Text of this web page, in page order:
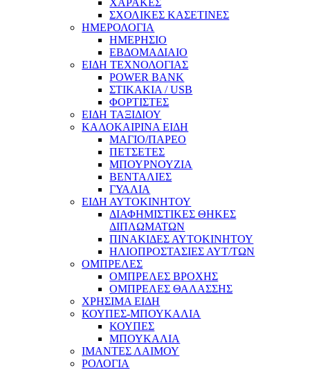
ΧΑΡΑΚΕΣ
ΣΧΟΛΙΚΕΣ ΚΑΣΕΤΙΝΕΣ
ΗΜΕΡΟΛΟΓΙΑ
ΗΜΕΡΗΣΙΟ
ΕΒΔΟΜΑΔΙΑΙΟ
ΕΙΔΗ ΤΕΧΝΟΛΟΓΙΑΣ
POWER BANK
ΣΤΙΚΑΚΙΑ / USB
ΦΟΡΤΙΣΤΕΣ
ΕΙΔΗ ΤΑΞΙΔΙΟΥ
ΚΑΛΟΚΑΙΡΙΝΑ ΕΙΔΗ
ΜΑΓΙΟ/ΠΑΡΕΟ
ΠΕΤΣΕΤΕΣ
ΜΠΟΥΡΝΟΥΖΙΑ
ΒΕΝΤΑΛΙΕΣ
ΓΥΑΛΙΑ
ΕΙΔΗ ΑΥΤΟΚΙΝΗΤΟΥ
ΔΙΑΦΗΜΙΣΤΙΚΕΣ ΘΗΚΕΣ
ΔΙΠΛΩΜΑΤΩΝ
ΠΙΝΑΚΙΔΕΣ ΑΥΤΟΚΙΝΗΤΟΥ
ΗΛΙΟΠΡΟΣΤΑΣΙΕΣ ΑΥΤ/ΤΩΝ
ΟΜΠΡΕΛΕΣ
ΟΜΠΡΕΛΕΣ ΒΡΟΧΗΣ
ΟΜΠΡΕΛΕΣ ΘΑΛΑΣΣΗΣ
ΧΡΗΣΙΜΑ ΕΙΔΗ
ΚΟΥΠΕΣ-ΜΠΟΥΚΑΛΙΑ
ΚΟΥΠΕΣ
ΜΠΟΥΚΑΛΙΑ
ΙΜΑΝΤΕΣ ΛΑΙΜΟΥ
ΡΟΛΟΓΙΑ